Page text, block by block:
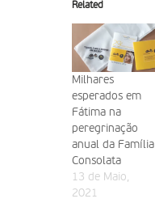
Related
Milhares
esperados em
Fátima na
peregrinação
anual da Família
Consolata
13 de Maio,
2021